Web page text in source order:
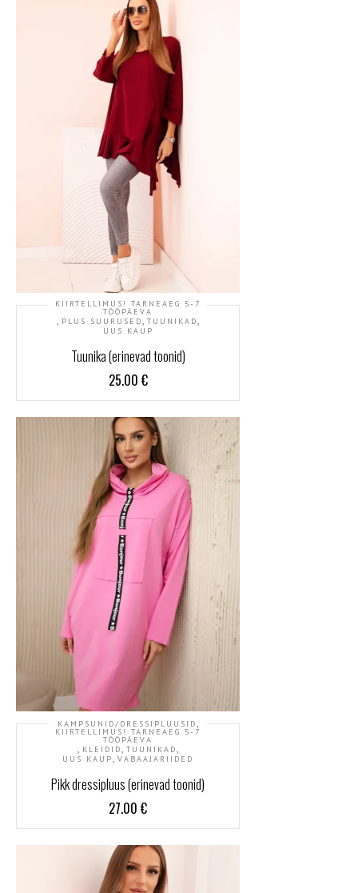
KIIRTELLIMUS! TARNEAEG 5-7
TÖÖPÄEVA
, PLUS SUURUSED, TUUNIKAD,
UUS KAUP
Tuunika (erinevad toonid)
25.00 €
KAMPSUNID/DRESSIPLUUSID,
KIIRTELLIMUS! TARNEAEG 5-7
TÖÖPÄEVA
, KLEIDID, TUUNIKAD,
UUS KAUP, VABAAJARIIDED
Pikk dressipluus (erinevad toonid)
27.00 €